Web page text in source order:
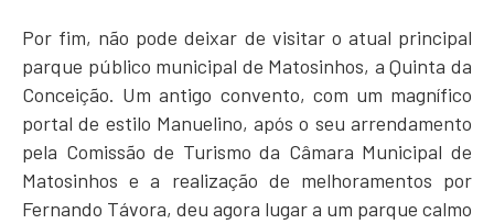
Por fim, não pode deixar de visitar o atual principal
parque público municipal de Matosinhos, a Quinta da
Conceição. Um antigo convento, com um magnífico
portal de estilo Manuelino, após o seu arrendamento
pela Comissão de Turismo da Câmara Municipal de
Matosinhos e a realização de melhoramentos por
Fernando Távora, deu agora lugar a um parque calmo